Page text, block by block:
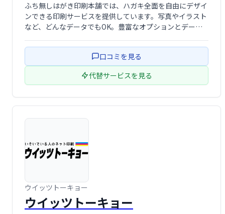
ふち無しはがき印刷本舗では、ハガキ全面を自由にデザイ
ンできる印刷サービスを提供しています。写真やイラスト
など、どんなデータでもOK。豊富なオプションとデータ
金銀箔押しも対応可能です。
口コミを見る
代替サービスを見る
ウイッツトーキョー
ウイッツトーキョー